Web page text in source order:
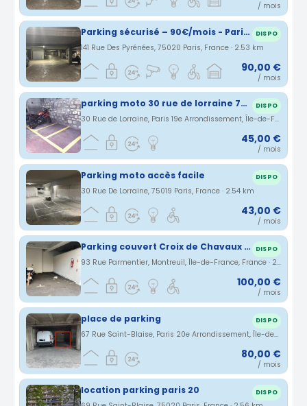
/ mois
Parking sécurisé – 90€/mois - Paris 20ème - Métro Alexandre Dumas/Cimetière du Père Lachaise DISPO
141 Rue Des Pyrénées, 75020 Paris, France · 2.53 km
90,00 €
/ mois
parking moto 30 rue de lorraine 75019 Paris DISPO
30 Rue de Lorraine, Paris 19e Arrondissement, Île-de-France, France · 2.54 km
45,00 €
/ mois
Parking moto accès facile DISPO
30 Rue De Lorraine, 75019 Paris, France · 2.54 km
43,00 €
/ mois
Parking couvert Croix de Chavaux Montreuil DISPO
93 Rue Parmentier, Montreuil, Île-de-France, France · 2.55 km
100,00 €
/ mois
place de parking DISPO
67 Rue Saint-Blaise, Paris 20e Arrondissement, Île-de-France, France · 2.55 km
80,00 €
/ mois
location parking paris 20 DISPO